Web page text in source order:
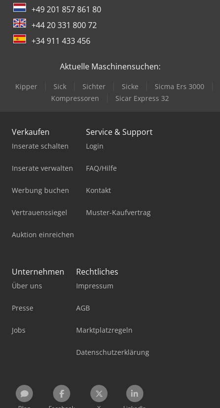
+49 201 857 861 80
+44 20 331 800 72
+34 911 433 456
Aktuelle Maschinensuchen:
Kipper Sick Sichter Sicke
Sicma Ers 3000
Kompressoren
Sicar Express 32
Verkaufen
Inserate schalten
Inserate verwalten
Werbung buchen
Vertrauenssiegel
Auktion einreichen
Service & Support
Login
FAQ/Hilfe
Kontakt
Muster-Kaufvertrag
Unternehmen
Über uns
Presse
Jobs
Rechtliches
Impressum
AGB
Marktplatzregeln
Datenschutzerklärung